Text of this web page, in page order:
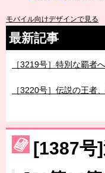
モバイル向けデザインで見る
最新記事
［3230号］世界一への
[1387号